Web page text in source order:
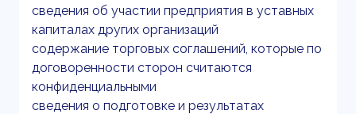
сведения об участии предприятия в уставных
капиталах других организаций
содержание торговых соглашений, которые по
договоренности сторон считаются
конфиденциальными
сведения о подготовке и результатах